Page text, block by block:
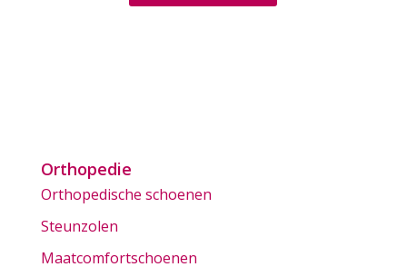
Orthopedie
Orthopedische schoenen
Steunzolen
Maatcomfortschoenen